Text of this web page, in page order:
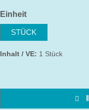
Einheitauswählen
STÜCK
Inhalt / VE: 1 Stück